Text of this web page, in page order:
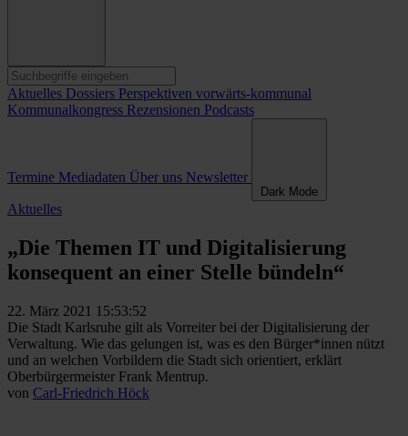
Aktuelles Dossiers Perspektiven vorwärts-kommunal
Kommunalkongress Rezensionen Podcasts
Termine Mediadaten Über uns Newsletter
Dark Mode
Aktuelles
„Die Themen IT und Digitalisierung
konsequent an einer Stelle bündeln“
22. März 2021 15:53:52
Die Stadt Karlsruhe gilt als Vorreiter bei der Digitalisierung der
Verwaltung. Wie das gelungen ist, was es den Bürger*innen nützt
und an welchen Vorbildern die Stadt sich orientiert, erklärt
Oberbürgermeister Frank Mentrup.
von Carl-Friedrich Höck